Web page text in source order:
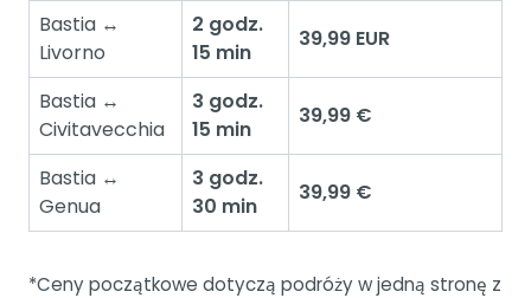
Bastia ↔
Livorno
2 godz.
15 min
39,99 EUR
Bastia ↔
Civitavecchia
3 godz.
15 min
39,99 €
Bastia ↔
Genua
3 godz.
30 min
39,99 €
*Ceny początkowe dotyczą podróży w jedną stronę z